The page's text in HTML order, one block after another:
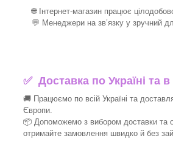
🌐 Інтернет-магазин працює
💬 Менеджери на зв’язку у зручний
✅Доставка по Україні та
🚚 Працюємо по всій Україні та
Європи.
📦 Допоможемо з вибором доставки
отримайте замовлення швидко й без